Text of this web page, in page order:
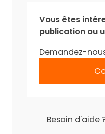
Vous êtes
publication ou
Demandez-
Besoin d'aide ?